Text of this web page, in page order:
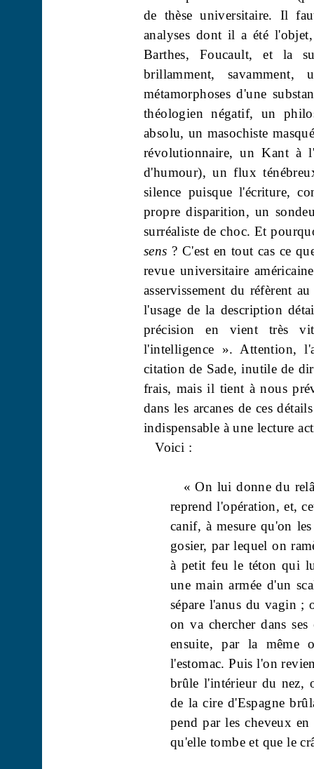
de thèse universitaire. Il
analyses dont il a été
Barthes, Foucault, et la
brillamment,
métamorphoses d'une
théologien négatif, un
absolu, un masochiste
révolutionnaire, un Kant à
d'humour), un flux
silence puisque l'écriture,
propre disparition, un
surréaliste de choc. Et
sens ? C'est en tout cas ce
revue universitaire
asservissement du réfèrent
l'usage de la description
précision en vient très
l'intelligence ». Attention,
citation de Sade, inutile de
frais, mais il tient à nous
dans les arcanes de ces
indispensable à une lecture
Voici :
« On lui donne du
reprend l'opération, et,
canif, à mesure qu'on
gosier, par lequel on
à petit feu le téton qui
une main armée d'un
sépare l'anus du vagin ;
on va chercher dans
ensuite, par la même
l'estomac. Puis l'on
brûle l'intérieur du nez,
de la cire d'Espagne
pend par les cheveux
qu'elle tombe et que le